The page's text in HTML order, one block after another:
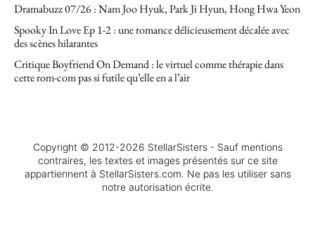
Dramabuzz 07/26 : Nam Joo Hyuk, Park Ji Hyun, Hong Hwa Yeon
Spooky In Love Ep 1-2 : une romance délicieusement décalée avec
des scènes hilarantes
Critique Boyfriend On Demand : le virtuel comme thérapie dans
cette rom-com pas si futile qu’elle en a l’air
Copyright © 2012-2026 StellarSisters - Sauf mentions
contraires, les textes et images présentés sur ce site
appartiennent à StellarSisters.com. Ne pas les utiliser sans
notre autorisation écrite.